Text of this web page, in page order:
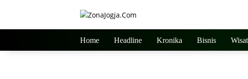
Home Headline Kronika Bisnis